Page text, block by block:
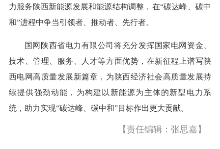
力服务陕西新能源发展和能源结构调整，在“碳达峰、碳中
和”进程中争当引领者、推动者、先行者。
国网陕西省电力有限公司将充分发挥国家电网资金、
技术、管理、服务、人才等方面优势，在新征程上谱写陕
西电网高质量发展新篇章，为陕西经济社会高质量发展持
续提供强劲动能，为构建以新能源为主体的新型电力系
统，助力实现“碳达峰、碳中和”目标作出更大贡献。
【责任编辑：张思嘉】